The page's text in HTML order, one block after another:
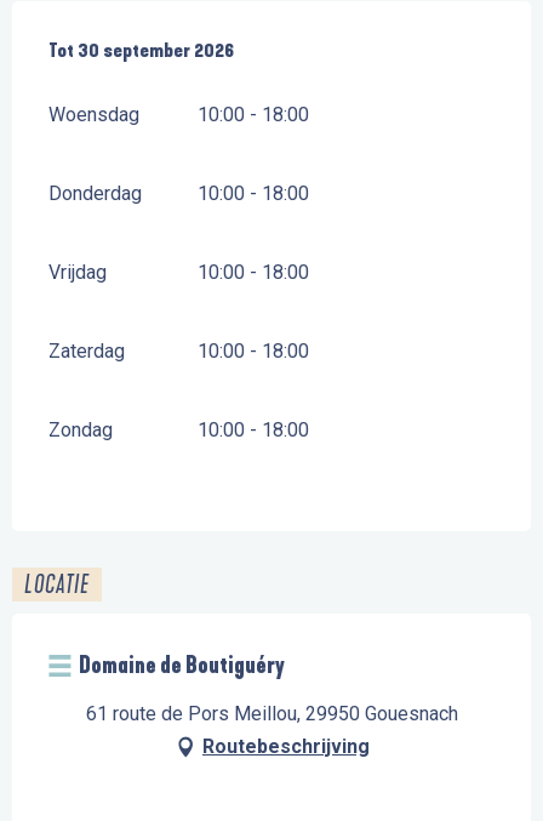
Vanaf1 juni 2026tot30 september 2026
Tot 30 september 2026
Woensdag 10:00 - 18:00
Donderdag 10:00 - 18:00
Vrijdag 10:00 - 18:00
Zaterdag 10:00 - 18:00
Zondag 10:00 - 18:00
LOCATIE
Domaine de Boutiguéry
61 route de Pors Meillou, 29950 Gouesnach
Routebeschrijving